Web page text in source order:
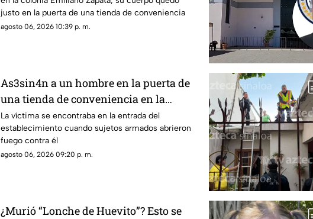
justo en la puerta de una tienda de conveniencia
agosto 06, 2026 10:39 p. m.
As3sin4n a un hombre en la puerta de
una tienda de conveniencia en la
Emiliano Zapata, Culiacán
La víctima se encontraba en la entrada del
establecimiento cuando sujetos armados abrieron
fuego contra él
agosto 06, 2026 09:20 p. m.
¿Murió “Lonche de Huevito”? Esto se